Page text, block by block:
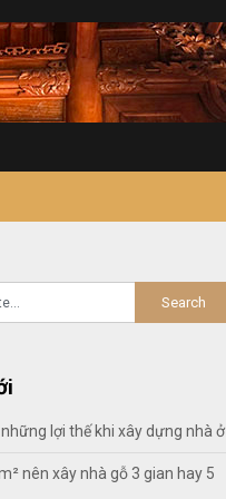
lợi thế khi xây dựng nhà ở
nên xây nhà gỗ 3 gian hay 5